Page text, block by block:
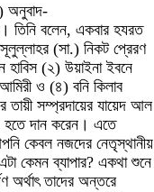
অনুবাদ-
তিনি বলেন, একবার হযরত
(সা.) নিকট প্রেরণ
হাবিস (২) উয়াইনা ইবনে
ও (৪) বনি কিলাব
সম্প্রদায়ের যায়েদ আল
হতে দান করেন। এতে
কেবল নজদের নেতৃস্থানীয়
কেমন ব্যাপার? একথা শুনে
অর্থাৎ তাদের অন্তরে